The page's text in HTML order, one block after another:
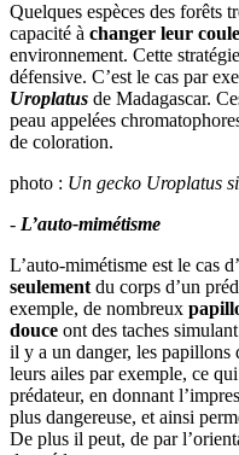
Quelques espèces des forêts
capacité à changer leur
environnement. Cette
défensive. C’est le cas par
Uroplatus de Madagascar.
peau appelées
de coloration.
photo : Un gecko Uroplatus
- L’auto-mimétisme
L’auto-mimétisme est le cas
seulement du corps d’un
exemple, de nombreux
douce ont des taches
il y a un danger, les papillons
leurs ailes par exemple, ce
prédateur, en donnant
plus dangereuse, et ainsi
De plus il peut, de par